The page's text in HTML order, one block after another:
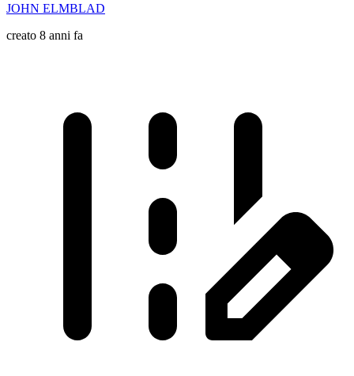
JOHN ELMBLAD
creato 8 anni fa